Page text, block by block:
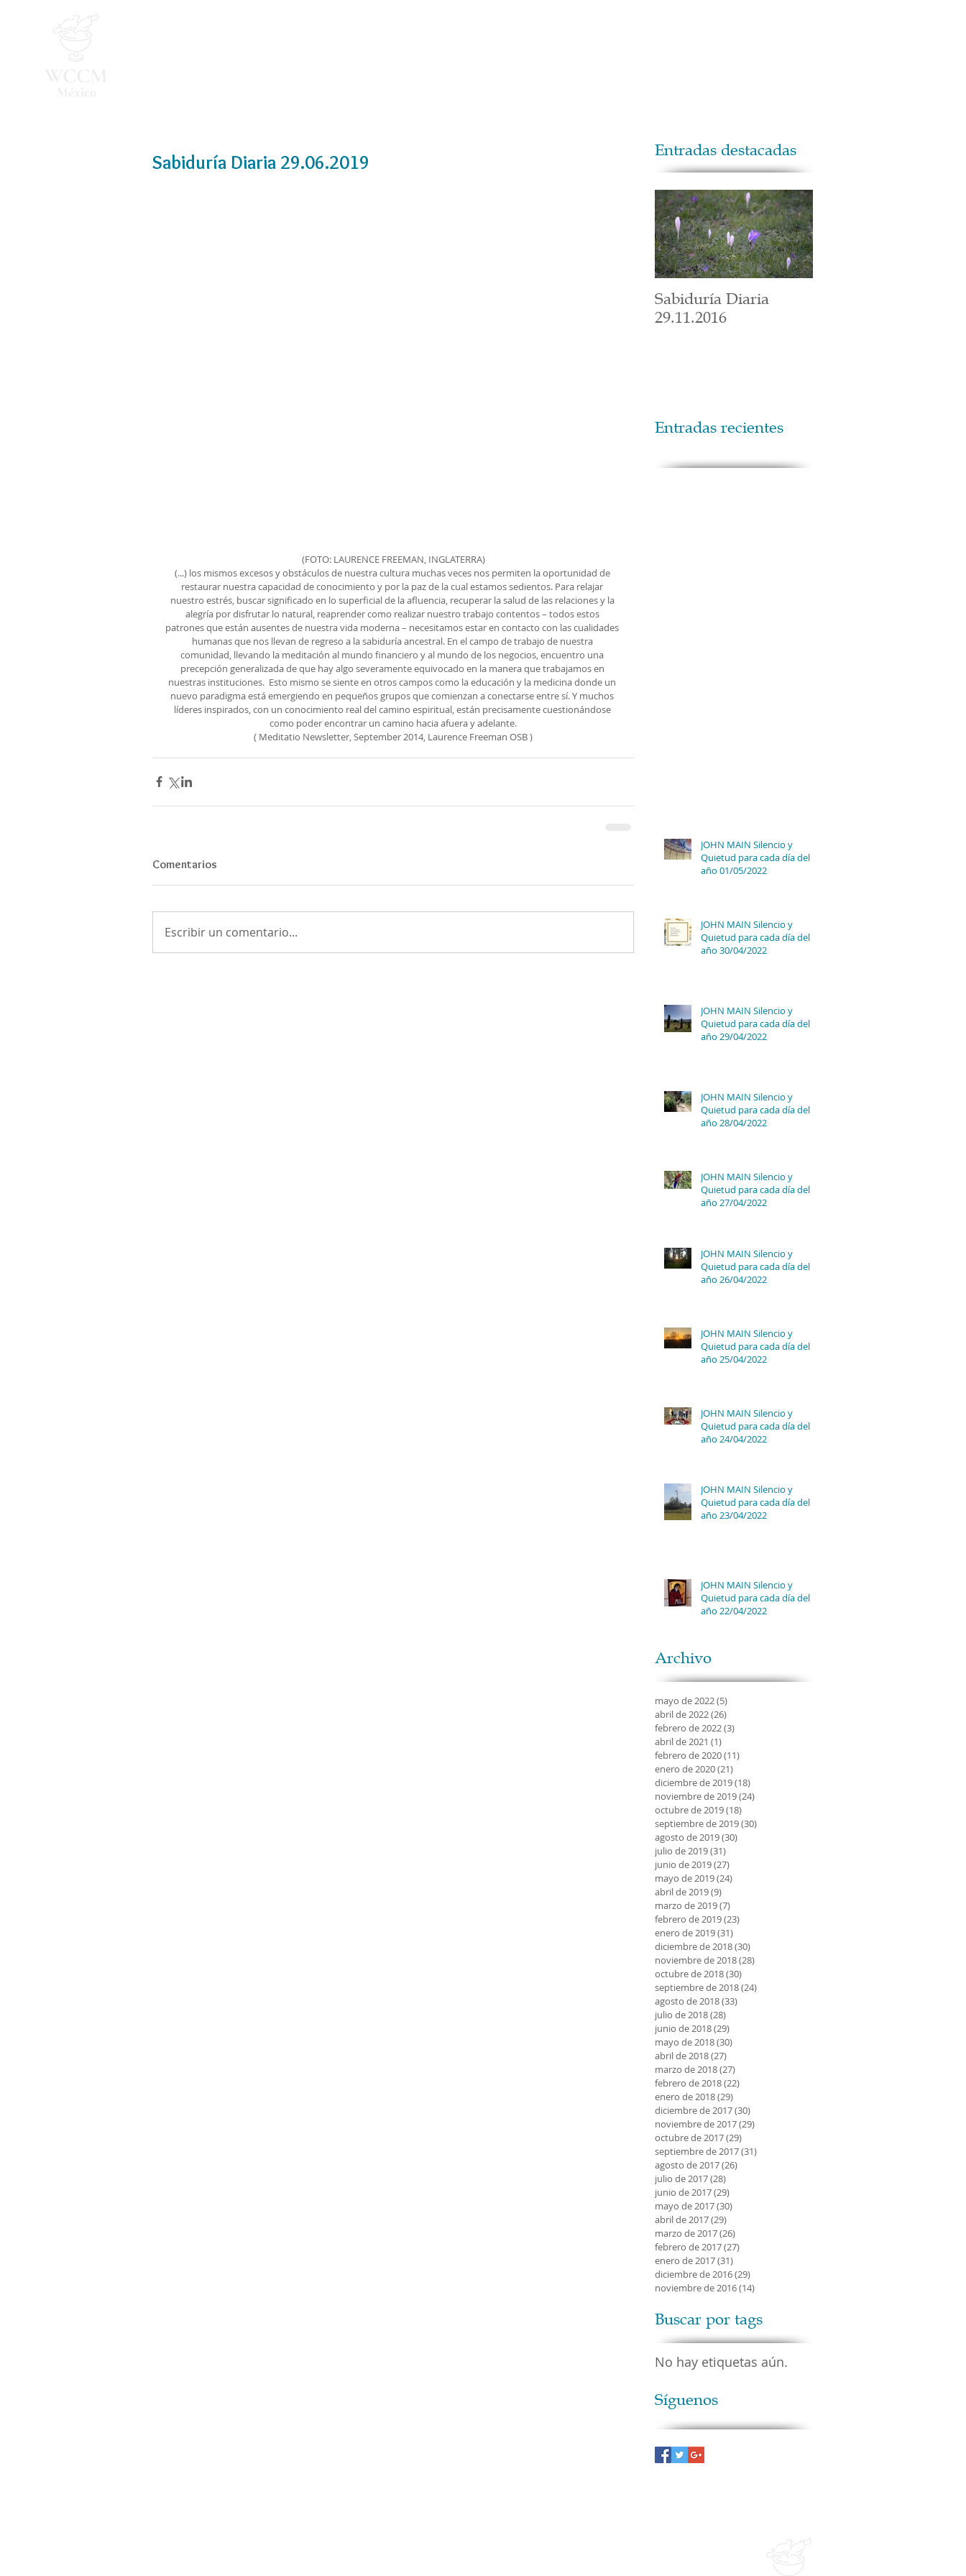
Sabiduría Diaria 29.06.2019
(FOTO: LAURENCE FREEMAN, INGLATERRA)
(...) los mismos excesos y obstáculos de nuestra cultura muchas veces nos permiten la oportunidad de
restaurar nuestra capacidad de conocimiento y por la paz de la cual estamos sedientos. Para relajar
nuestro estrés, buscar significado en lo superficial de la afluencia, recuperar la salud de las relaciones y la
alegría por disfrutar lo natural, reaprender como realizar nuestro trabajo contentos – todos estos
patrones que están ausentes de nuestra vida moderna – necesitamos estar en contacto con las cualidades
humanas que nos llevan de regreso a la sabiduría ancestral. En el campo de trabajo de nuestra
comunidad, llevando la meditación al mundo financiero y al mundo de los negocios, encuentro una
precepción generalizada de que hay algo severamente equivocado en la manera que trabajamos en
nuestras instituciones.  Esto mismo se siente en otros campos como la educación y la medicina donde un
nuevo paradigma está emergiendo en pequeños grupos que comienzan a conectarse entre sí. Y muchos
líderes inspirados, con un conocimiento real del camino espiritual, están precisamente cuestionándose
como poder encontrar un camino hacia afuera y adelante.
( Meditatio Newsletter, September 2014, Laurence Freeman OSB )
Comentarios
Escribir un comentario...
Entradas destacadas
Sabiduría Diaria
29.11.2016
Entradas recientes
JOHN MAIN Silencio y
Quietud para cada día del
año 01/05/2022
JOHN MAIN Silencio y
Quietud para cada día del
año 30/04/2022
JOHN MAIN Silencio y
Quietud para cada día del
año 29/04/2022
JOHN MAIN Silencio y
Quietud para cada día del
año 28/04/2022
JOHN MAIN Silencio y
Quietud para cada día del
año 27/04/2022
JOHN MAIN Silencio y
Quietud para cada día del
año 26/04/2022
JOHN MAIN Silencio y
Quietud para cada día del
año 25/04/2022
JOHN MAIN Silencio y
Quietud para cada día del
año 24/04/2022
JOHN MAIN Silencio y
Quietud para cada día del
año 23/04/2022
JOHN MAIN Silencio y
Quietud para cada día del
año 22/04/2022
Archivo
mayo de 2022(5)
abril de 2022(26)
febrero de 2022(3)
abril de 2021 (1)
febrero de 2020(11)
enero de 2020(21)
diciembre de 2019(18)
noviembre de 2019(24)
octubre de 2019(18)
septiembre de 2019(30)
agosto de 2019(30)
julio de 2019(31)
junio de 2019(27)
mayo de 2019(24)
abril de 2019(9)
marzo de 2019(7)
febrero de 2019(23)
enero de 2019(31)
diciembre de 2018(30)
noviembre de 2018(28)
octubre de 2018(30)
septiembre de 2018(24)
agosto de 2018(33)
julio de 2018(28)
junio de 2018(29)
mayo de 2018(30)
abril de 2018(27)
marzo de 2018(27)
febrero de 2018(22)
enero de 2018(29)
diciembre de 2017(30)
noviembre de 2017(29)
octubre de 2017(29)
septiembre de 2017(31)
agosto de 2017(26)
julio de 2017(28)
junio de 2017(29)
mayo de 2017(30)
abril de 2017(29)
marzo de 2017(26)
febrero de 2017(27)
enero de 2017(31)
diciembre de 2016(29)
noviembre de 2016(14)
Buscar por tags
No hay etiquetas aún.
Síguenos